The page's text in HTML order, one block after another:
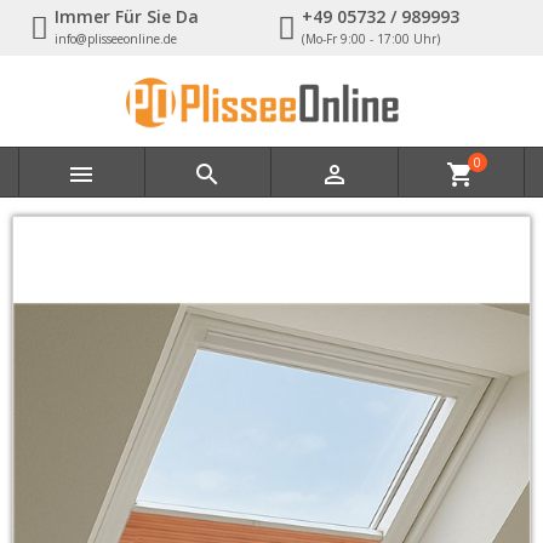
Immer Für Sie Da
info@plisseeonline.de
+49 05732 / 989993
(Mo-Fr 9:00 - 17:00 Uhr)
   shopping_cart0